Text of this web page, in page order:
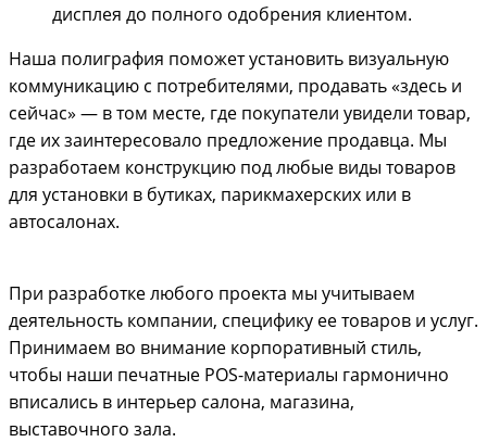
дисплея до полного одобрения клиентом.
Наша полиграфия поможет установить визуальную
коммуникацию с потребителями, продавать «здесь и
сейчас» — в том месте, где покупатели увидели товар,
где их заинтересовало предложение продавца. Мы
разработаем конструкцию под любые виды товаров
для установки в бутиках, парикмахерских или в
автосалонах.
При разработке любого проекта мы учитываем
деятельность компании, специфику ее товаров и услуг.
Принимаем во внимание корпоративный стиль,
чтобы наши печатные POS-материалы гармонично
вписались в интерьер салона, магазина,
выставочного зала.